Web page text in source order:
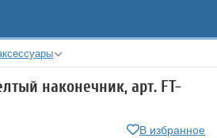
наконечник, арт. FT-
В избранное